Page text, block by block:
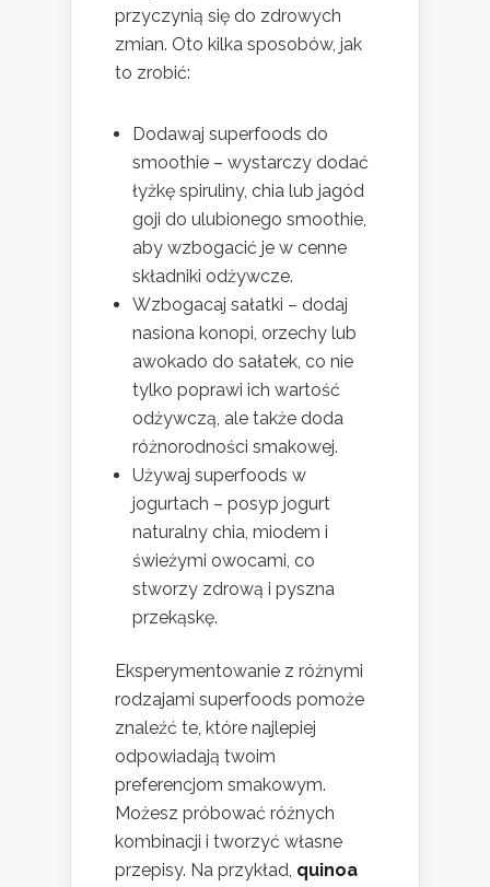
przyczynią się do zdrowych
zmian. Oto kilka sposobów, jak
to zrobić:
Dodawaj superfoods do
smoothie – wystarczy dodać
łyżkę spiruliny, chia lub jagód
goji do ulubionego smoothie,
aby wzbogacić je w cenne
składniki odżywcze.
Wzbogacaj sałatki – dodaj
nasiona konopi, orzechy lub
awokado do sałatek, co nie
tylko poprawi ich wartość
odżywczą, ale także doda
różnorodności smakowej.
Używaj superfoods w
jogurtach – posyp jogurt
naturalny chia, miodem i
świeżymi owocami, co
stworzy zdrową i pyszna
przekąskę.
Eksperymentowanie z różnymi
rodzajami superfoods pomoże
znaleźć te, które najlepiej
odpowiadają twoim
preferencjom smakowym.
Możesz próbować różnych
kombinacji i tworzyć własne
przepisy. Na przykład, quinoa